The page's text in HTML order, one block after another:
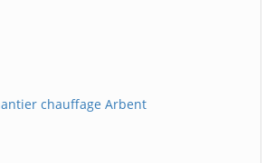
chauffage Arbent